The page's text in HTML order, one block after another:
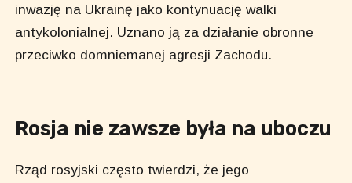
inwazję na Ukrainę jako kontynuację walki
antykolonialnej. Uznano ją za działanie obronne
przeciwko domniemanej agresji Zachodu.
Rosja nie zawsze była na uboczu
Rząd rosyjski często twierdzi, że jego